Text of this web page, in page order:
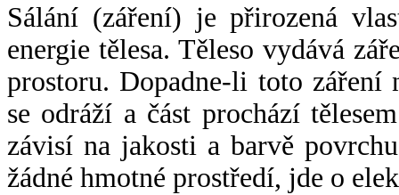
Sálání (záření) je přirozená
energie tělesa. Těleso vydává
prostoru. Dopadne-li toto záření
se odráží a část prochází
závisí na jakosti a barvě
žádné hmotné prostředí, jde o